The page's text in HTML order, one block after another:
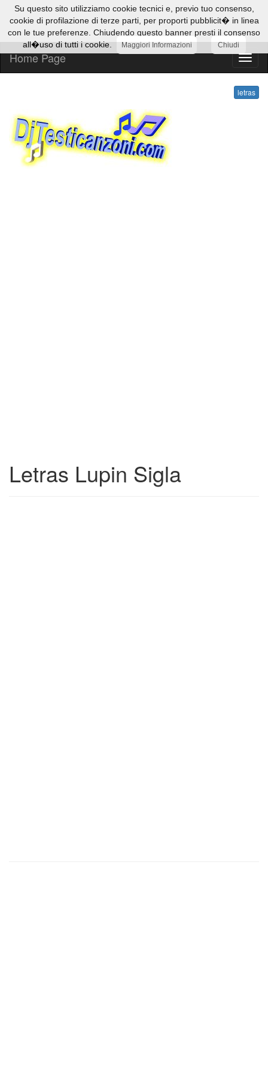
letras
Home Page
letras
Letras Lupin Sigla
Su questo sito utilizziamo cookie tecnici e, previo tuo consenso,
cookie di profilazione di terze parti, per proporti pubblicit� in linea
con le tue preferenze. Chiudendo questo banner presti il consenso
all�uso di tutti i cookie.
Maggiori Informazioni Chiudi